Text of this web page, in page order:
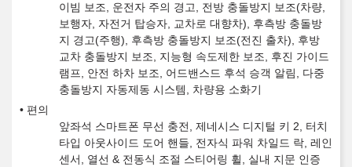
이빔 보조, 운전자 주의 경고, 전방 충돌방지 보조(차량,
보행자, 자전거 탑승자, 교차로 대향차), 후측방 충돌방
지 경고(주행), 후측방 충돌방지 보조(전진 출차), 후방
교차 충돌방지 보조, 지능형 속도제한 보조, 후진 가이드
램프, 안전 하차 보조, 어드밴스드 후석 승객 알림, 다중
충돌방지 자동제동 시스템, 차량용 소화기
편의
앞좌석 스마트폰 무선 충전, 제네시스 디지털 키 2, 터치
타입 아웃사이드 도어 핸들, 전자식 파워 차일드 락, 레인
센서, 열선 & 전동식 조절 스티어링 휠, 실내 지문 인증